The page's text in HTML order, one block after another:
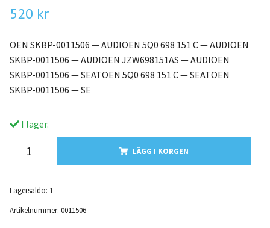
520 kr
OEN SKBP-0011506 — AUDIOEN 5Q0 698 151 C — AUDIOEN
SKBP-0011506 — AUDIOEN JZW698151AS — AUDIOEN
SKBP-0011506 — SEATOEN 5Q0 698 151 C — SEATOEN
SKBP-0011506 — SE
I lager.
LÄGG I KORGEN
Lagersaldo: 1
Artikelnummer: 0011506